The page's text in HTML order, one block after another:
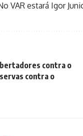
VAR estará Igor
contra o
contra o